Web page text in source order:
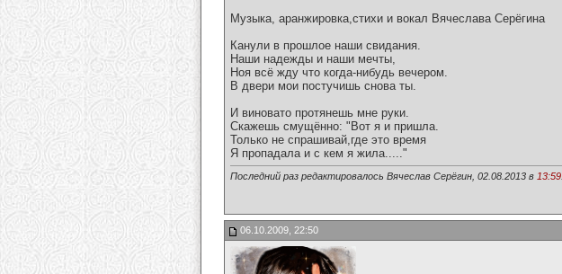
Музыка, аранжировка,стихи и вокал Вячеслава Серёгина
Канули в прошлое наши свидания.
Наши надежды и наши мечты,
Ноя всё жду что когда-нибудь вечером.
В двери мои постучишь снова ты.
И виновато протянешь мне руки.
Скажешь смущённо: "Вот я и пришла.
Только не спрашивай,где это время
Я пропадала и с кем я жила....."
Последний раз редактировалось Вячеслав Серёгин, 02.08.2013 в 13:59
06.10.2009, 22:50